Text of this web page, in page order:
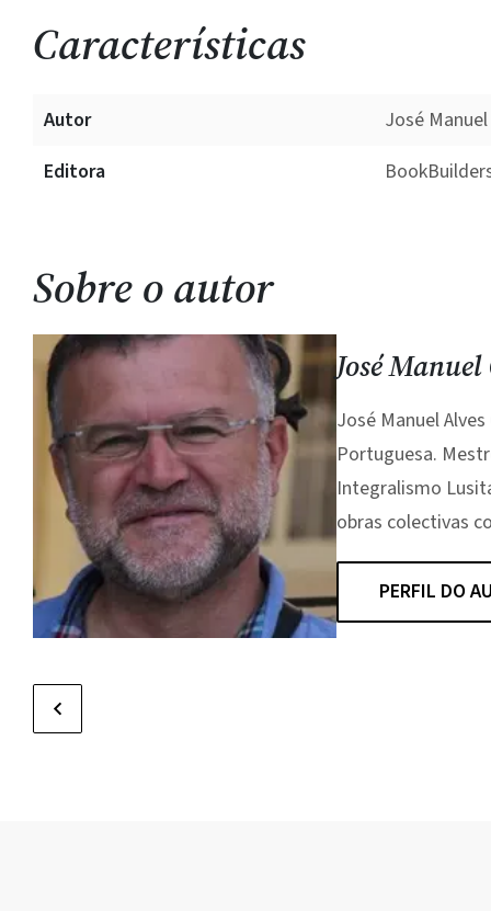
Características
Autor
José
Editora
Sobre o autor
José
José Manuel
Portuguesa.
Integralismo
obras colectivas
PERFIL DO